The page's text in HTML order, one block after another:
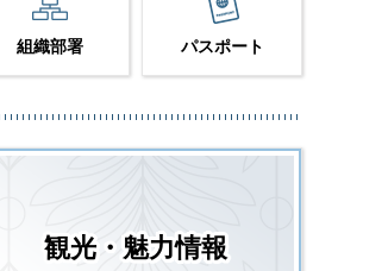
組織部署 パスポート
観光・魅力情報